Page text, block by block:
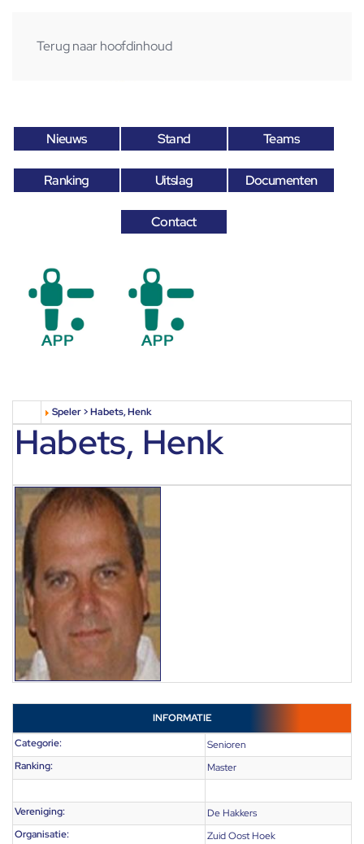
Terug naar hoofdinhoud
Nieuws Stand Teams
Ranking Uitslag Documenten
Contact
Speler > Habets, Henk
Habets, Henk
INFORMATIE
Categorie:
Senioren
Ranking:
Master
Vereniging:
De Hakkers
Organisatie:
Zuid Oost Hoek